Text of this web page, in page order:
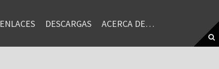
ENLACES DESCARGAS ACERCA DE…